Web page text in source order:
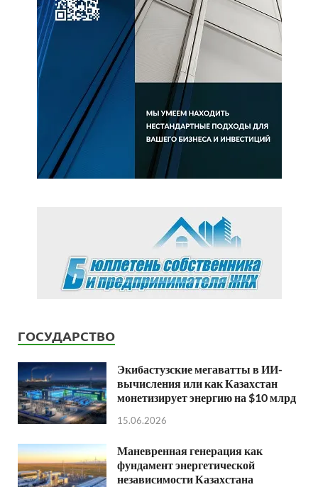
ГОСУДАРСТВО
Экибастузские мегаватты в ИИ-
вычисления или как Казахстан
монетизирует энергию на $10 млрд
15.06.2026
Маневренная генерация как
фундамент энергетической
независимости Казахстана